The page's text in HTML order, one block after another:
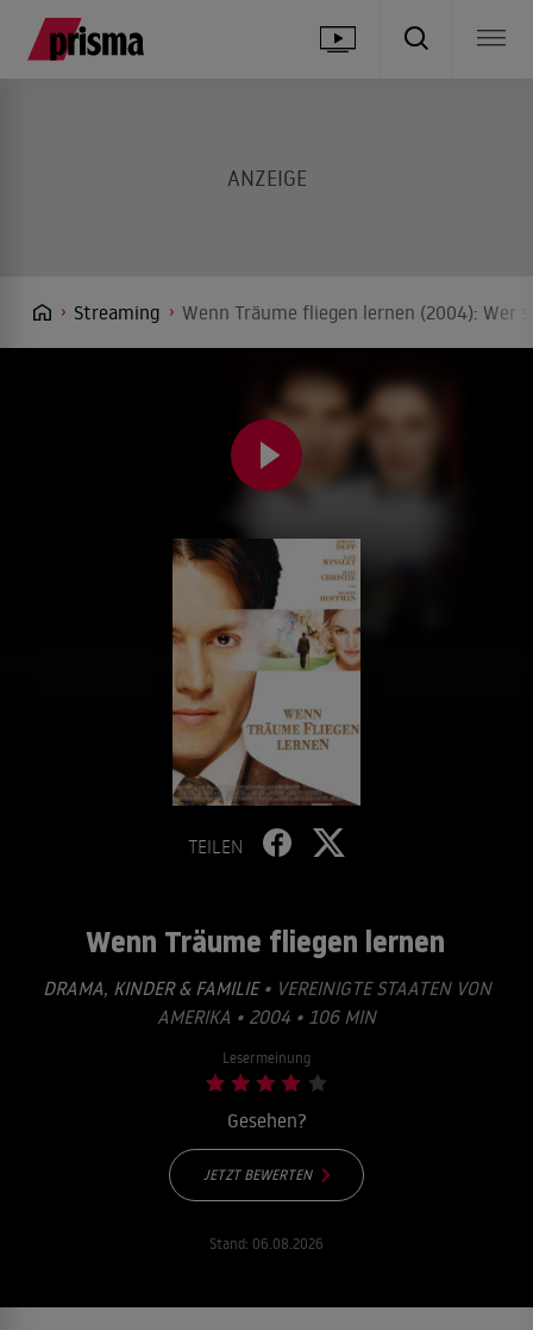
Streaming Wenn Träume fliegen lernen (2004): Wer
TEILEN
Wenn Träume fliegen lernen
DRAMA, KINDER & FAMILIE• VEREINIGTE STAATEN VON
AMERIKA • 2004 • 106 MIN
Lesermeinung
Gesehen?
JETZT BEWERTEN
Stand: 06.08.2026